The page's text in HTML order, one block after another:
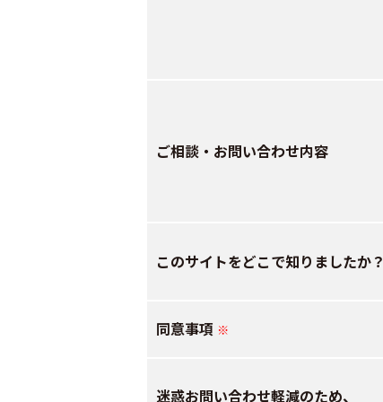
ご相談・お問い合わせ内容
このサイトをどこで知りましたか？
同意事項 ※
迷惑お問い合わせ軽減のため、